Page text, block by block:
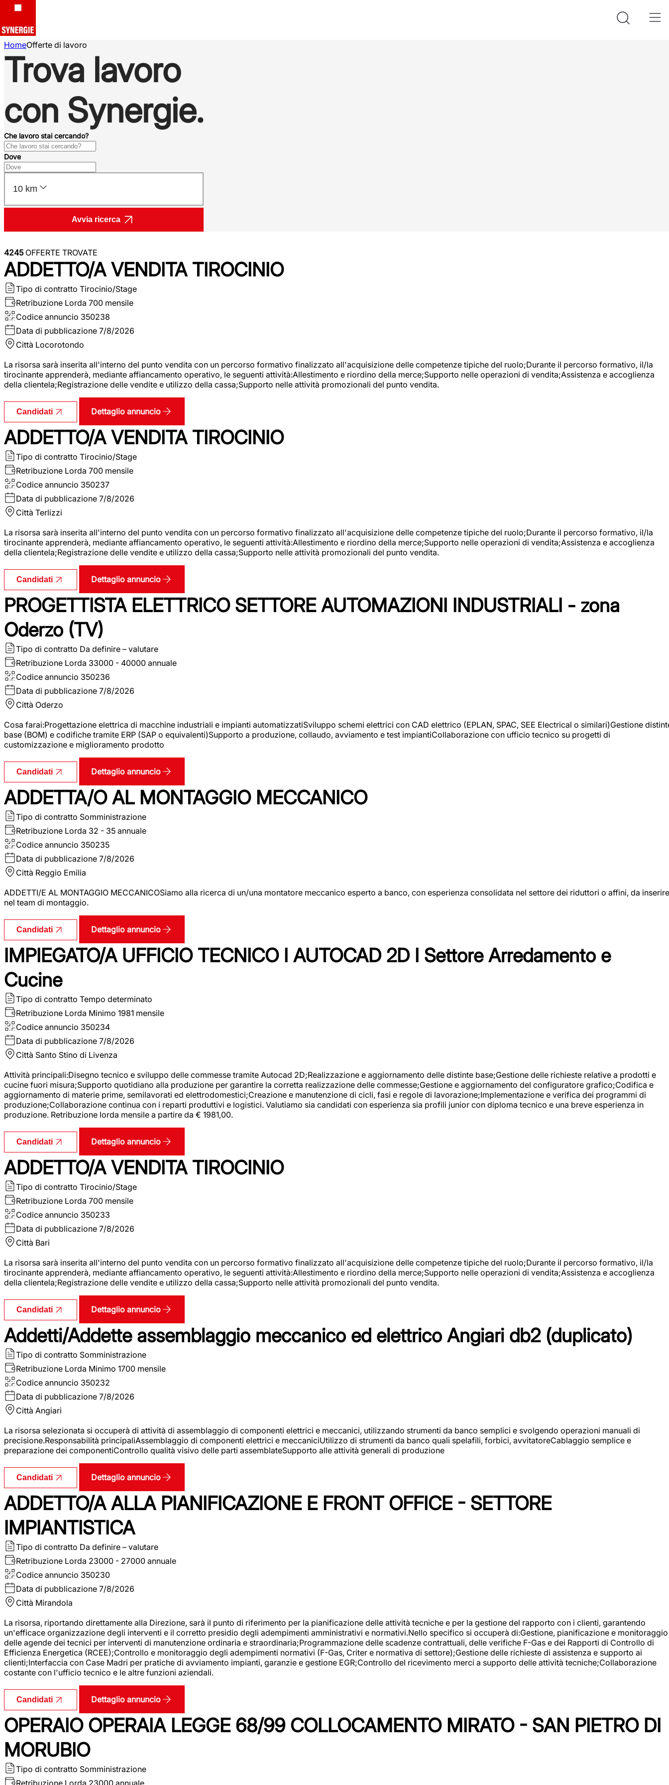
HomeOfferte di lavoro
Trova lavoro
con Synergie.
Che lavoro stai cercando?
Dove
10 km
Avvia ricerca
4245OFFERTE TROVATE
ADDETTO/A VENDITA TIROCINIO
Tipo di contratto Tirocinio/Stage
Retribuzione Lorda 700 mensile
Codice annuncio 350238
Data di pubblicazione 7/8/2026
Città Locorotondo
La risorsa sarà inserita all'interno del punto vendita con un percorso formativo finalizzato all'acquisizione delle competenze tipiche del ruolo;Durante il percorso formativo, il/la
tirocinante apprenderà, mediante affiancamento operativo, le seguenti attività:Allestimento e riordino della merce;Supporto nelle operazioni di vendita;Assistenza e accoglienza
della clientela;Registrazione delle vendite e utilizzo della cassa;Supporto nelle attività promozionali del punto vendita.
Candidati Dettaglio annuncio
ADDETTO/A VENDITA TIROCINIO
Tipo di contratto Tirocinio/Stage
Retribuzione Lorda 700 mensile
Codice annuncio 350237
Data di pubblicazione 7/8/2026
Città Terlizzi
La risorsa sarà inserita all'interno del punto vendita con un percorso formativo finalizzato all'acquisizione delle competenze tipiche del ruolo;Durante il percorso formativo, il/la
tirocinante apprenderà, mediante affiancamento operativo, le seguenti attività:Allestimento e riordino della merce;Supporto nelle operazioni di vendita;Assistenza e accoglienza
della clientela;Registrazione delle vendite e utilizzo della cassa;Supporto nelle attività promozionali del punto vendita.
Candidati Dettaglio annuncio
PROGETTISTA ELETTRICO SETTORE AUTOMAZIONI INDUSTRIALI - zona
Oderzo (TV)
Tipo di contratto Da definire – valutare
Retribuzione Lorda 33000 - 40000 annuale
Codice annuncio 350236
Data di pubblicazione 7/8/2026
Città Oderzo
Cosa farai:Progettazione elettrica di macchine industriali e impianti automatizzatiSviluppo schemi elettrici con CAD elettrico (EPLAN, SPAC, SEE Electrical o similari)Gestione
base (BOM) e codifiche tramite ERP (SAP o equivalenti)Supporto a produzione, collaudo, avviamento e test impiantiCollaborazione con ufficio tecnico su progetti di
customizzazione e miglioramento prodotto
Candidati Dettaglio annuncio
ADDETTA/O AL MONTAGGIO MECCANICO
Tipo di contratto Somministrazione
Retribuzione Lorda 32 - 35 annuale
Codice annuncio 350235
Data di pubblicazione 7/8/2026
Città Reggio Emilia
ADDETTI/E AL MONTAGGIO MECCANICOSiamo alla ricerca di un/una montatore meccanico esperto a banco, con esperienza consolidata nel settore dei riduttori o affini, da inserire
nel team di montaggio.
Candidati Dettaglio annuncio
IMPIEGATO/A UFFICIO TECNICO I AUTOCAD 2D I Settore Arredamento e
Cucine
Tipo di contratto Tempo determinato
Retribuzione Lorda Minimo 1981 mensile
Codice annuncio 350234
Data di pubblicazione 7/8/2026
Città Santo Stino di Livenza
Attività principali:Disegno tecnico e sviluppo delle commesse tramite Autocad 2D;Realizzazione e aggiornamento delle distinte base;Gestione delle richieste relative a prodotti e
cucine fuori misura;Supporto quotidiano alla produzione per garantire la corretta realizzazione delle commesse;Gestione e aggiornamento del configuratore grafico;Codifica e
aggiornamento di materie prime, semilavorati ed elettrodomestici;Creazione e manutenzione di cicli, fasi e regole di lavorazione;Implementazione e verifica dei programmi di
produzione;Collaborazione continua con i reparti produttivi e logistici. Valutiamo sia candidati con esperienza sia profili junior con diploma tecnico e una breve esperienza in
produzione. Retribuzione lorda mensile a partire da € 1981,00.
Candidati Dettaglio annuncio
ADDETTO/A VENDITA TIROCINIO
Tipo di contratto Tirocinio/Stage
Retribuzione Lorda 700 mensile
Codice annuncio 350233
Data di pubblicazione 7/8/2026
Città Bari
La risorsa sarà inserita all'interno del punto vendita con un percorso formativo finalizzato all'acquisizione delle competenze tipiche del ruolo;Durante il percorso formativo, il/la
tirocinante apprenderà, mediante affiancamento operativo, le seguenti attività:Allestimento e riordino della merce;Supporto nelle operazioni di vendita;Assistenza e accoglienza
della clientela;Registrazione delle vendite e utilizzo della cassa;Supporto nelle attività promozionali del punto vendita.
Candidati Dettaglio annuncio
Addetti/Addette assemblaggio meccanico ed elettrico Angiari db2 (duplicato)
Tipo di contratto Somministrazione
Retribuzione Lorda Minimo 1700 mensile
Codice annuncio 350232
Data di pubblicazione 7/8/2026
Città Angiari
La risorsa selezionata si occuperà di attività di assemblaggio di componenti elettrici e meccanici, utilizzando strumenti da banco semplici e svolgendo operazioni manuali di
precisione.Responsabilità principaliAssemblaggio di componenti elettrici e meccaniciUtilizzo di strumenti da banco quali spelafili, forbici, avvitatoreCablaggio semplice e
preparazione dei componentiControllo qualità visivo delle parti assemblateSupporto alle attività generali di produzione
Candidati Dettaglio annuncio
ADDETTO/A ALLA PIANIFICAZIONE E FRONT OFFICE - SETTORE
IMPIANTISTICA
Tipo di contratto Da definire – valutare
Retribuzione Lorda 23000 - 27000 annuale
Codice annuncio 350230
Data di pubblicazione 7/8/2026
Città Mirandola
La risorsa, riportando direttamente alla Direzione, sarà il punto di riferimento per la pianificazione delle attività tecniche e per la gestione del rapporto con i clienti, garantendo
un'efficace organizzazione degli interventi e il corretto presidio degli adempimenti amministrativi e normativi.Nello specifico si occuperà di:Gestione, pianificazione e monitoraggio
delle agende dei tecnici per interventi di manutenzione ordinaria e straordinaria;Programmazione delle scadenze contrattuali, delle verifiche F-Gas e dei Rapporti di Controllo di
Efficienza Energetica (RCEE);Controllo e monitoraggio degli adempimenti normativi (F-Gas, Criter e normativa di settore);Gestione delle richieste di assistenza e supporto ai
clienti;Interfaccia con Case Madri per pratiche di avviamento impianti, garanzie e gestione EGR;Controllo del ricevimento merci a supporto delle attività tecniche;Collaborazione
costante con l'ufficio tecnico e le altre funzioni aziendali.
Candidati Dettaglio annuncio
OPERAIO OPERAIA LEGGE 68/99 COLLOCAMENTO MIRATO - SAN PIETRO DI
MORUBIO
Tipo di contratto Somministrazione
Retribuzione Lorda 23000 annuale